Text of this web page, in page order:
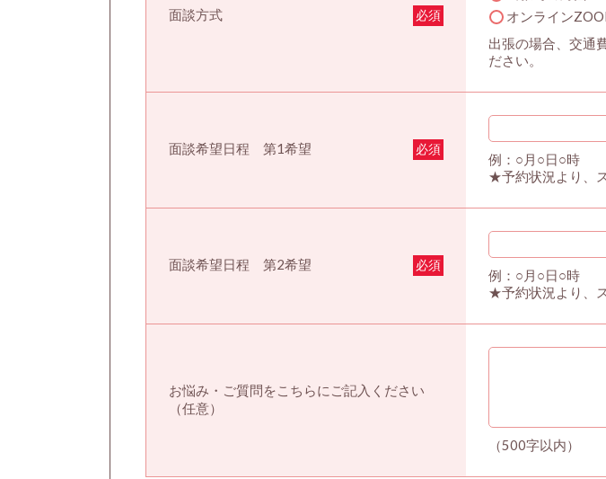
面談方式 必須
オンライン
出張の場合、交通
ださい。
面談希望日程 第1希望 必須
例：○月○日○時
★予約状況より、
面談希望日程 第2希望 必須
例：○月○日○時
★予約状況より、
お悩み・ご質問をこちらにご記入ください
（任意）
（500字以内）